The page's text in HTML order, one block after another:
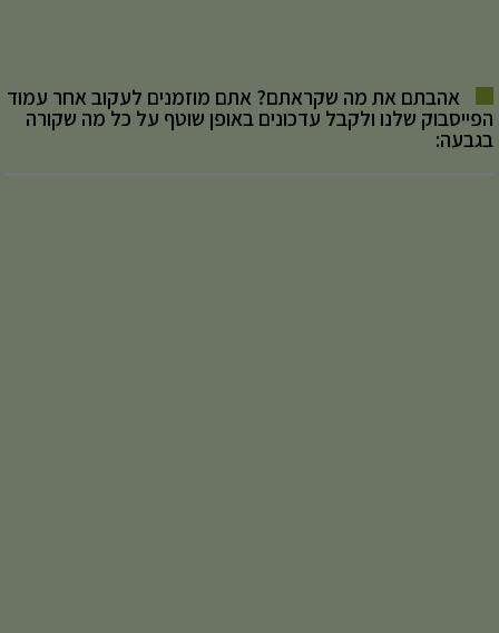
אהבתם את מה שקראתם? אתם מוזמנים לעקוב אחר עמוד
הפייסבוק שלנו ולקבל עדכונים באופן שוטף על כל מה שקורה
בגבעה: